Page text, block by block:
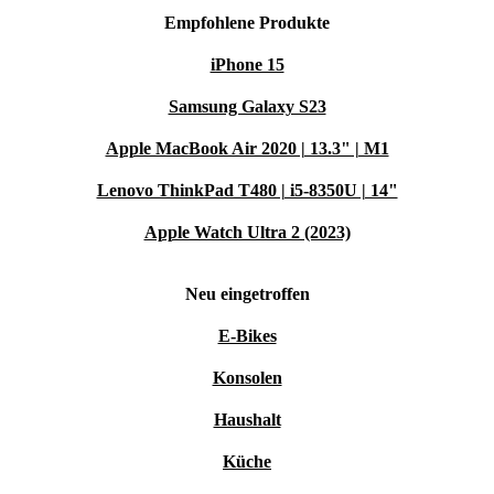
Verletzungsgefahr!
Achtung! Produkt darf nicht durch Personen (z. B.
Kinder) mit eingeschränkten physischen, sensorischen
oder geistigen Fähigkeiten oder mangelnden Kenntnissen
ohne Aufsicht eines Erwachsenen benutzt oder bedient
regelmäßig vor dem Gebrauch auf Schäden. Defekte
Produkte nicht mehr benutzen.
Expert:innen in 4 Schritten durchgeführt:
Empfohlene Produkte
iPhone 15
Samsung Galaxy S23
Apple MacBook Air 2020 | 13.3" | M1
Lenovo ThinkPad T480 | i5-8350U | 14"
Apple Watch Ultra 2 (2023)
Neu eingetroffen
E-Bikes
Konsolen
Haushalt
Küche